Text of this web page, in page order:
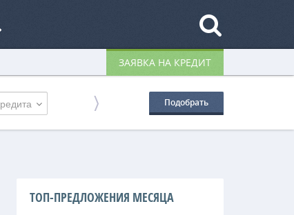
ЗАЯВКА НА КРЕДИТ
Подобрать
ТОП-ПРЕДЛОЖЕНИЯ МЕСЯЦА